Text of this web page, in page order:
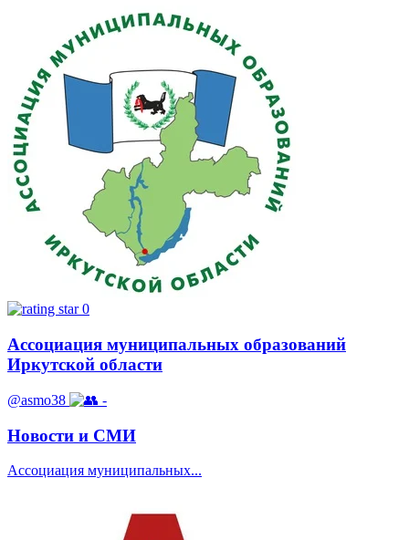
0
Ассоциация муниципальных образований
Иркутской области
@asmo38 -
Новости и СМИ
Ассоциация муниципальных...